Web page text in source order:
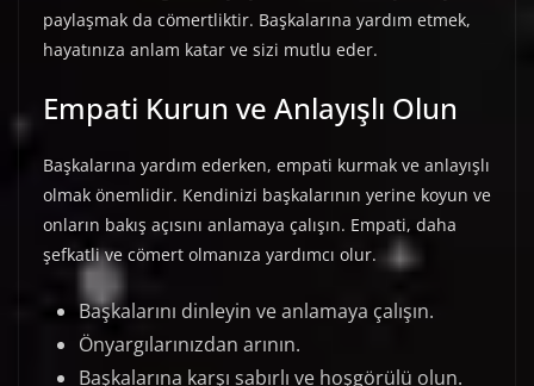
paylaşmak da cömertliktir. Başkalarına yardım etmek,
hayatınıza anlam katar ve sizi mutlu eder.
Empati Kurun ve Anlayışlı Olun
Başkalarına yardım ederken, empati kurmak ve anlayışlı
olmak önemlidir. Kendinizi başkalarının yerine koyun ve
onların bakış açısını anlamaya çalışın. Empati, daha
şefkatli ve cömert olmanıza yardımcı olur.
Başkalarını dinleyin ve anlamaya çalışın.
Önyargılarınızdan arının.
Başkalarına karşı sabırlı ve hoşgörülü olun.